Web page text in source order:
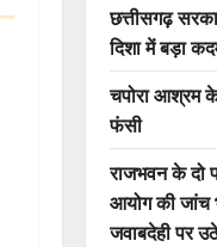
छत्तीसगढ़
दिशा में बड़ा
चपोरा आश्रम
फंसी
राजभवन के दो
आयोग की जांच
जवाबदेही पर